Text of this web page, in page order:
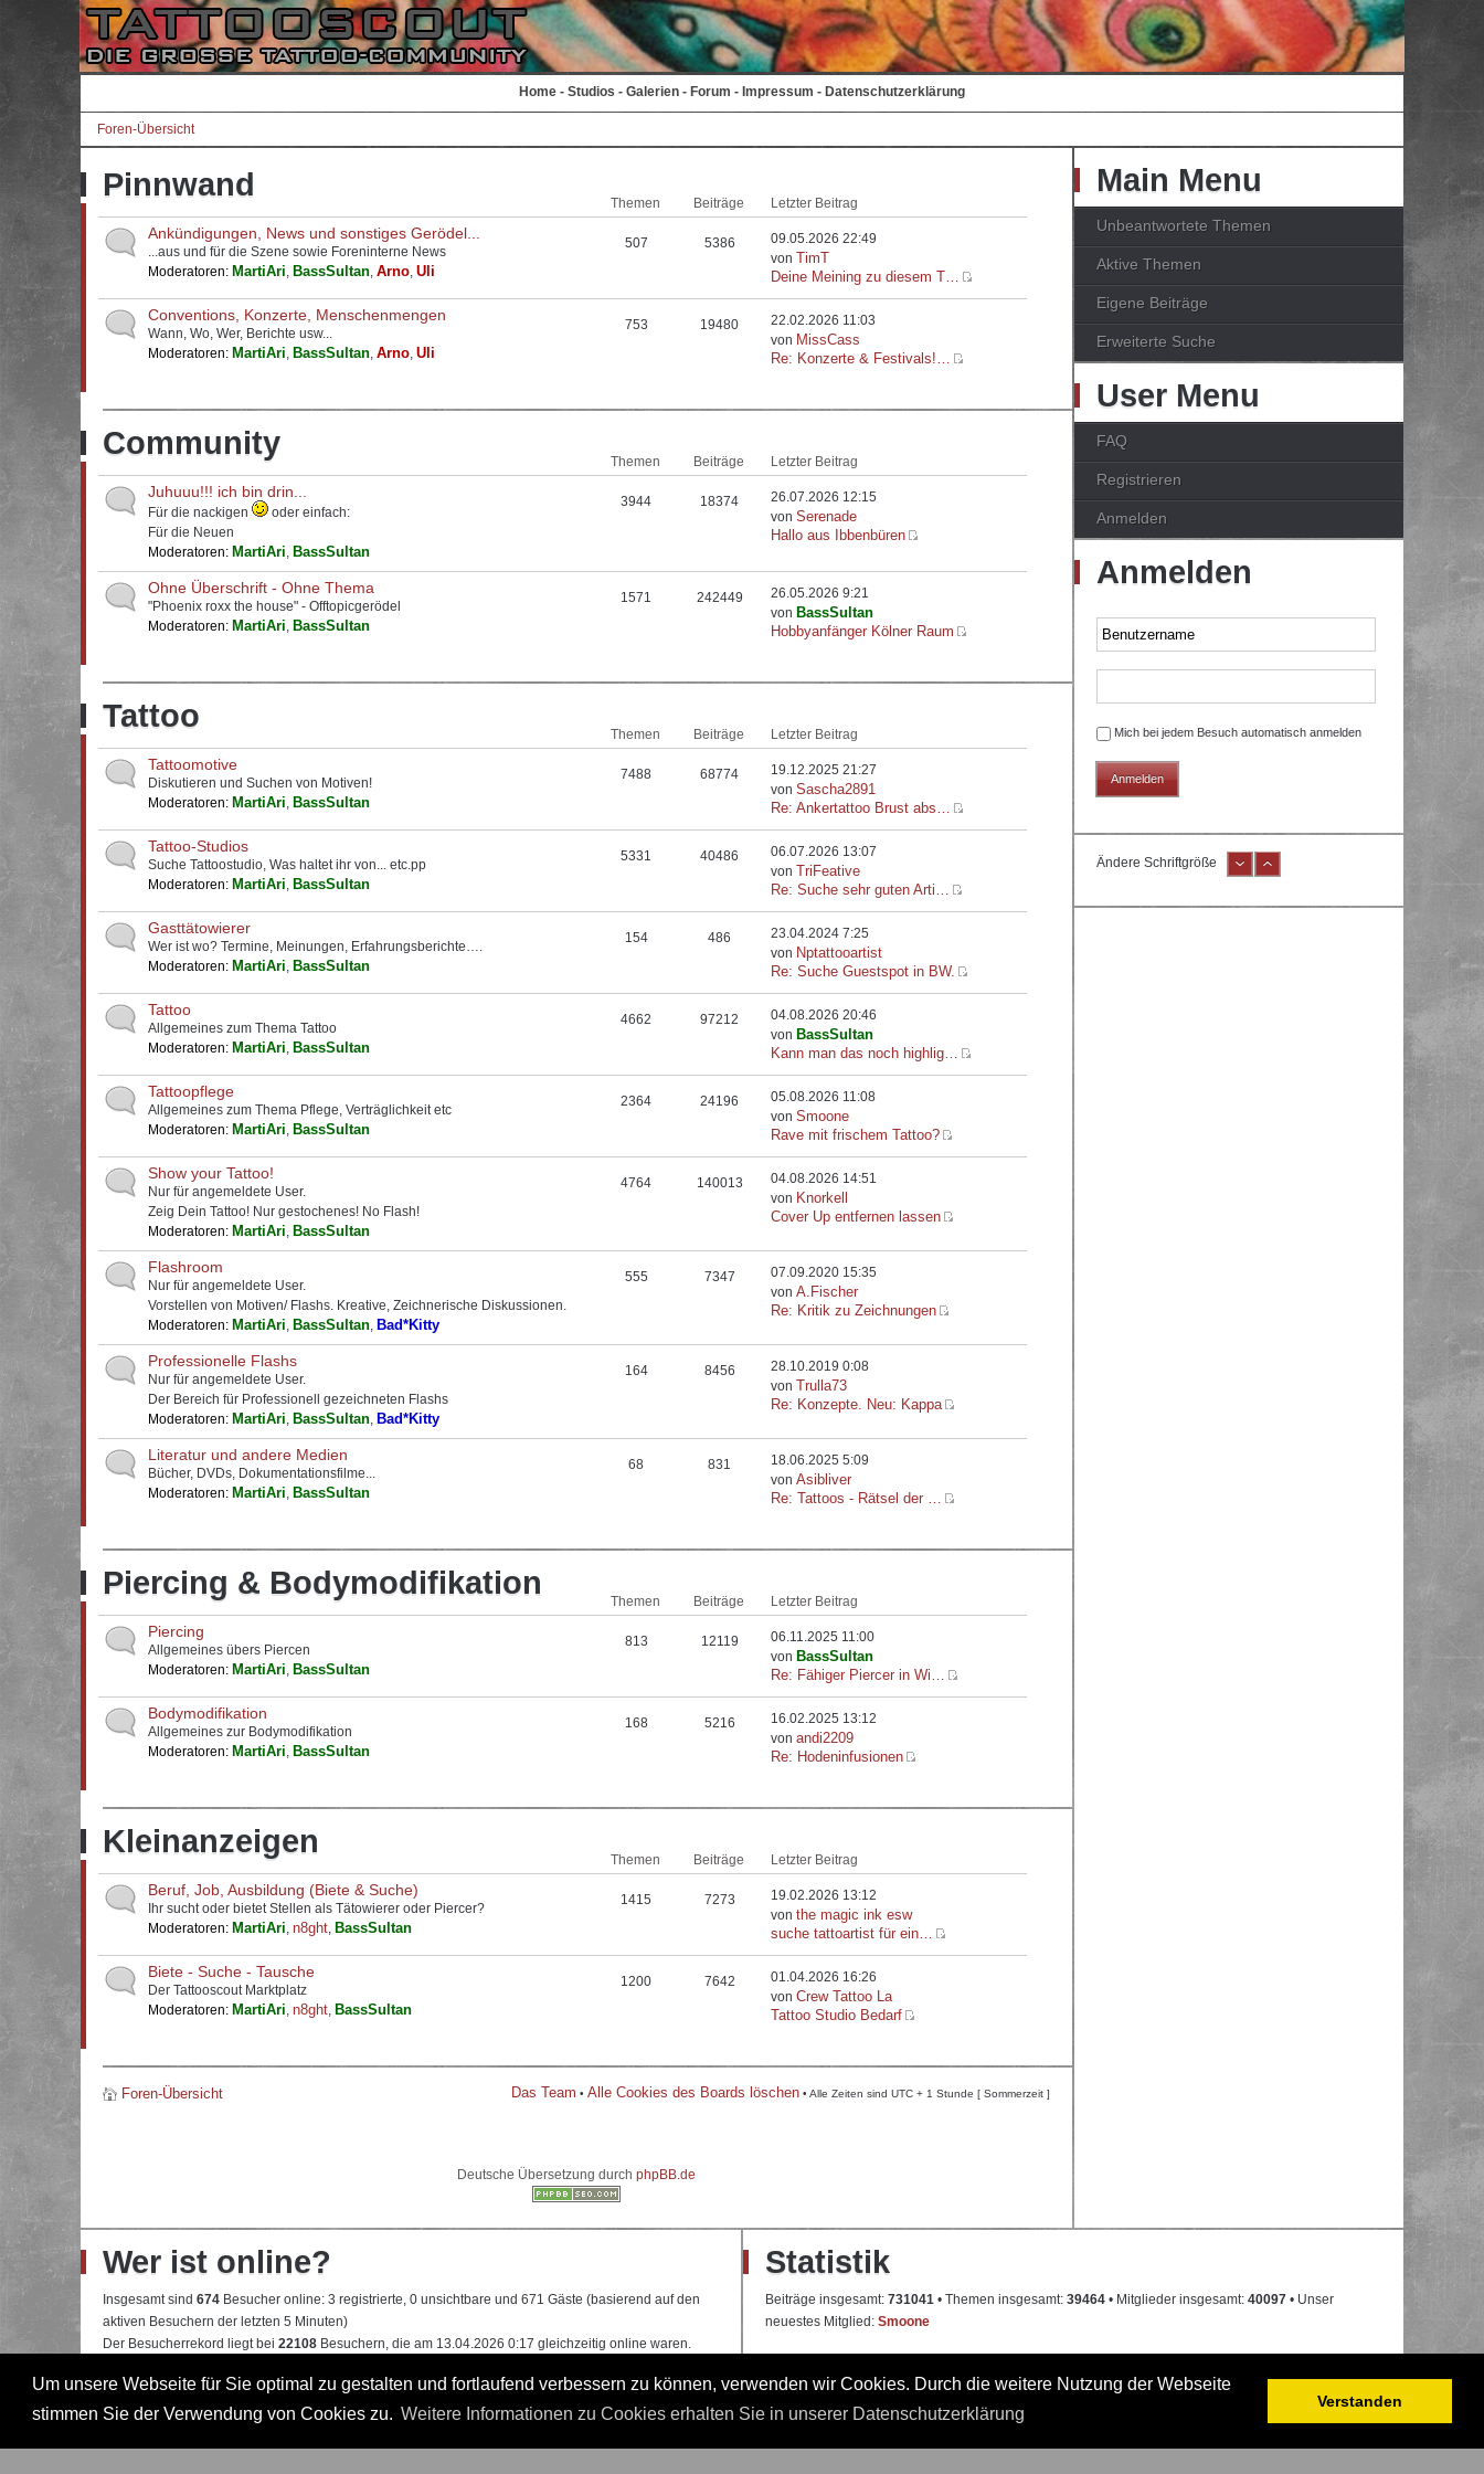
Um unsere Webseite für Sie optimal zu gestalten und fortlaufend verbessern zu können, verwenden wir Cookies. Durch die weitere Nutzung der Webseite
stimmen Sie der Verwendung von Cookies zu. Weitere Informationen zu Cookies erhalten Sie in unserer Datenschutzerklärung
Verstanden
Home - Studios - Galerien - Forum - Impressum - Datenschutzerklärung
Foren-Übersicht
Pinnwand
Themen Beiträge Letzter Beitrag
Ankündigungen, News und sonstiges Gerödel...
...aus und für die Szene sowie Foreninterne News
Moderatoren: MartiAri, BassSultan, Arno, Uli
507 5386
09.05.2026 22:49
von TimT
Deine Meining zu diesem T…
Conventions, Konzerte, Menschenmengen
Wann, Wo, Wer, Berichte usw...
Moderatoren: MartiAri, BassSultan, Arno, Uli
753 19480
22.02.2026 11:03
von MissCass
Re: Konzerte & Festivals!…
Community
Themen Beiträge Letzter Beitrag
Juhuuu!!! ich bin drin...
Für die nackigen
oder einfach:
Für die Neuen
Moderatoren: MartiAri, BassSultan
3944 18374
26.07.2026 12:15
vonSerenade
Hallo aus Ibbenbüren
Ohne Überschrift - Ohne Thema
"Phoenix roxx the house" - Offtopicgerödel
Moderatoren: MartiAri, BassSultan
1571 242449
26.05.2026 9:21
von BassSultan
Hobbyanfänger Kölner Raum
Tattoo
Themen Beiträge Letzter Beitrag
Tattoomotive
Diskutieren und Suchen von Motiven!
Moderatoren: MartiAri, BassSultan
7488 68774
19.12.2025 21:27
vonSascha2891
Re: Ankertattoo Brust abs…
Tattoo-Studios
Suche Tattoostudio, Was haltet ihr von... etc.pp
Moderatoren: MartiAri, BassSultan
5331 40486
06.07.2026 13:07
von TriFeative
Re: Suche sehr guten Arti…
Gasttätowierer
Wer ist wo? Termine, Meinungen, Erfahrungsberichte….
Moderatoren: MartiAri, BassSultan
154 486
23.04.2024 7:25
von Nptattooartist
Re: Suche Guestspot in BW.
Tattoo
Allgemeines zum Thema Tattoo
Moderatoren: MartiAri, BassSultan
4662 97212
04.08.2026 20:46
von BassSultan
Kann man das noch highlig…
Tattoopflege
Allgemeines zum Thema Pflege, Verträglichkeit etc
Moderatoren: MartiAri, BassSultan
2364 24196
05.08.2026 11:08
vonSmoone
Rave mit frischem Tattoo?
Show your Tattoo!
Nur für angemeldete User.
Zeig Dein Tattoo! Nur gestochenes! No Flash!
Moderatoren: MartiAri, BassSultan
4764 140013
04.08.2026 14:51
von Knorkell
Cover Up entfernen lassen
Flashroom
Nur für angemeldete User.
Vorstellen von Motiven/ Flashs. Kreative, Zeichnerische Diskussionen.
Moderatoren: MartiAri, BassSultan, Bad*Kitty
555 7347
07.09.2020 15:35
vonA.Fischer
Re: Kritik zu Zeichnungen
Professionelle Flashs
Nur für angemeldete User.
Der Bereich für Professionell gezeichneten Flashs
Moderatoren: MartiAri, BassSultan, Bad*Kitty
164 8456
28.10.2019 0:08
von Trulla73
Re: Konzepte. Neu: Kappa
Literatur und andere Medien
Bücher, DVDs, Dokumentationsfilme...
Moderatoren: MartiAri, BassSultan
68 831
18.06.2025 5:09
vonAsibliver
Re: Tattoos - Rätsel der …
Piercing & Bodymodifikation
Themen Beiträge Letzter Beitrag
Piercing
Allgemeines übers Piercen
Moderatoren: MartiAri, BassSultan
813 12119
06.11.2025 11:00
von BassSultan
Re: Fähiger Piercer in Wi…
Bodymodifikation
Allgemeines zur Bodymodifikation
Moderatoren: MartiAri, BassSultan
168 5216
16.02.2025 13:12
vonandi2209
Re: Hodeninfusionen
Kleinanzeigen
Themen Beiträge Letzter Beitrag
Beruf, Job, Ausbildung (Biete & Suche)
Ihr sucht oder bietet Stellen als Tätowierer oder Piercer?
Moderatoren: MartiAri, n8ght, BassSultan
1415 7273
19.02.2026 13:12
vonthe magic ink esw
suche tattoartist für ein…
Biete - Suche - Tausche
Der Tattooscout Marktplatz
Moderatoren: MartiAri, n8ght, BassSultan
1200 7642
01.04.2026 16:26
vonCrew Tattoo La
Tattoo Studio Bedarf
Foren-Übersicht Das Team • Alle Cookies des Boards löschen • Alle Zeiten sind UTC + 1 Stunde [ Sommerzeit ]
Deutsche Übersetzung durch phpBB.de
Main Menu
Unbeantwortete Themen
Aktive Themen
Eigene Beiträge
Erweiterte Suche
User Menu
FAQ
Registrieren
Anmelden
Anmelden
Mich bei jedem Besuch automatisch anmelden
Ändere Schriftgröße
Wer ist online?
Insgesamt sind 674 Besucher online: 3 registrierte, 0 unsichtbare und 671 Gäste (basierend auf den
aktiven Besuchern der letzten 5 Minuten)
Der Besucherrekord liegt bei 22108 Besuchern, die am 13.04.2026 0:17 gleichzeitig online waren.
Mitglieder:Google [Bot], Google Adsense [Bot],Majestic-12 [Bot]
Legende: Administrator,Moderator,Professional Professional in Ausbildung
Statistik
Beiträge insgesamt: 731041 • Themen insgesamt: 39464 • Mitglieder insgesamt: 40097 • Unser
neuestes Mitglied: Smoone